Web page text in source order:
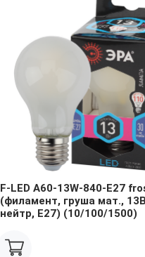
F-LED A60-13W-840-E27
(филамент, груша мат.,
нейтр, Е27) (10/100/1500)